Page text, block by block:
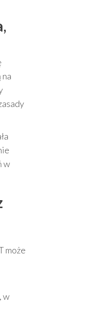
w
może
w